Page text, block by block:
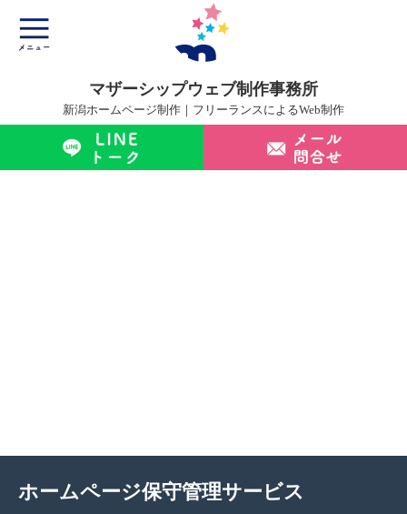
マザーシップウェブ制作事務所
新潟ホームページ制作｜フリーランスによるWeb制作
マザーシップについて
ホームページ制作サービス
ホームページ保守管理サービス